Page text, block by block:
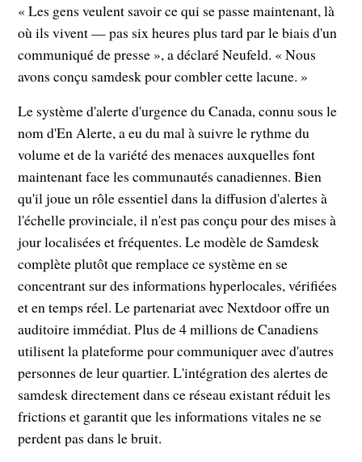
« Les gens veulent savoir ce qui se passe maintenant, là
où ils vivent — pas six heures plus tard par le biais d'un
communiqué de presse », a déclaré Neufeld. « Nous
avons conçu samdesk pour combler cette lacune. »
Le système d'alerte d'urgence du Canada, connu sous le
nom d'En Alerte, a eu du mal à suivre le rythme du
volume et de la variété des menaces auxquelles font
maintenant face les communautés canadiennes. Bien
qu'il joue un rôle essentiel dans la diffusion d'alertes à
l'échelle provinciale, il n'est pas conçu pour des mises à
jour localisées et fréquentes. Le modèle de Samdesk
complète plutôt que remplace ce système en se
concentrant sur des informations hyperlocales, vérifiées
et en temps réel. Le partenariat avec Nextdoor offre un
auditoire immédiat. Plus de 4 millions de Canadiens
utilisent la plateforme pour communiquer avec d'autres
personnes de leur quartier. L'intégration des alertes de
samdesk directement dans ce réseau existant réduit les
frictions et garantit que les informations vitales ne se
perdent pas dans le bruit.